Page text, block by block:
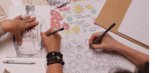
en toile pour un style plus sophistiqué.
des chaussures de ville complèteront
1m86 et porte du L.